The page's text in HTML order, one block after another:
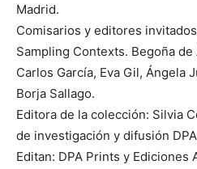
Madrid.
Comisarios y editores
Sampling Contexts. Begoña
Carlos García, Eva Gil, Ángela
Borja Sallago.
Editora de la colección: Silvia
de investigación y difusión
Editan: DPA Prints y Ediciones